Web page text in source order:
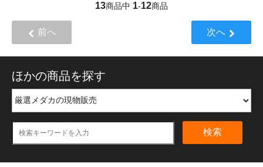
13商品中 1-12商品
前へ 次へ
ほかの商品を探す
検索